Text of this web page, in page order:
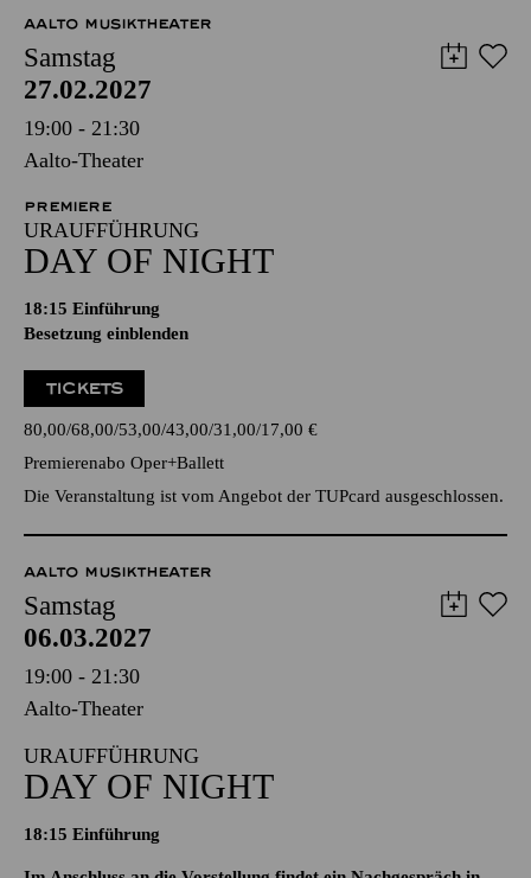
AALTO MUSIKTHEATER
Samstag
27.02.2027
19:00 - 21:30
Aalto-Theater
PREMIERE
URAUFFÜHRUNG
DAY OF NIGHT
18:15 Einführung
Besetzung einblenden
TICKETS
80,00 68,00 53,00 43,00 31,00 17,00 €
Premierenabo Oper+Ballett
Die Veranstaltung ist vom Angebot der TUPcard ausgeschlossen.
AALTO MUSIKTHEATER
Samstag
06.03.2027
19:00 - 21:30
Aalto-Theater
URAUFFÜHRUNG
DAY OF NIGHT
18:15 Einführung